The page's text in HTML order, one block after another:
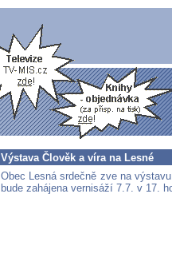
Výstava Člověk a víra na Lesné
Obec Lesná srdečně zve na
bude zahájena vernisáží 7.7. v 17.